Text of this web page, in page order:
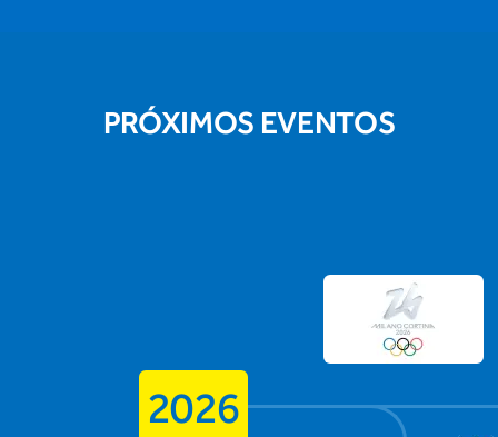
PRÓXIMOS EVENTOS
2026